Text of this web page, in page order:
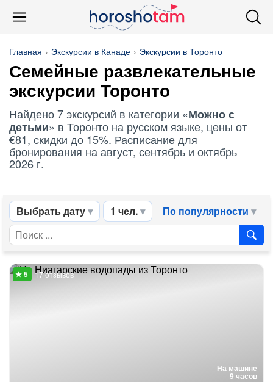
Главная Экскурсии в Канаде Экскурсии в Торонто
Семейные развлекательные
экскурсии Торонто
Найдено 7 экскурсий в категории «Можно с
детьми» в Торонто на русском языке, цены от
€81, скидки до 15%. Расписание для
бронирования на август, сентябрь и октябрь
2026 г.
Выбрать дату 1 чел. По популярности
На машине
9 часов
17 отзывов